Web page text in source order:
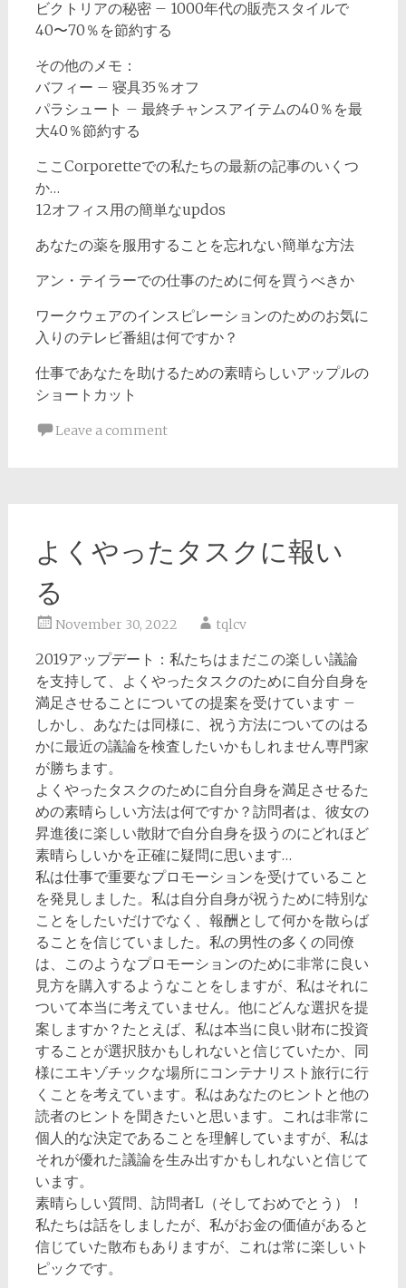
ビクトリアの秘密 – 1000年代の販売スタイルで
40〜70％を節約する
その他のメモ：
バフィー – 寝具35％オフ
パラシュート – 最終チャンスアイテムの40％を最
大40％節約する
ここCorporetteでの私たちの最新の記事のいくつ
か…
12オフィス用の簡単なupdos
あなたの薬を服用することを忘れない簡単な方法
アン・テイラーでの仕事のために何を買うべきか
ワークウェアのインスピレーションのためのお気に
入りのテレビ番組は何ですか？
仕事であなたを助けるための素晴らしいアップルの
ショートカット
Leave a comment
よくやったタスクに報い
る
November 30, 2022 tqlcv
2019アップデート：私たちはまだこの楽しい議論
を支持して、よくやったタスクのために自分自身を
満足させることについての提案を受けています –
しかし、あなたは同様に、祝う方法についてのはる
かに最近の議論を検査したいかもしれません専門家
が勝ちます。
よくやったタスクのために自分自身を満足させるた
めの素晴らしい方法は何ですか？訪問者は、彼女の
昇進後に楽しい散財で自分自身を扱うのにどれほど
素晴らしいかを正確に疑問に思います…
私は仕事で重要なプロモーションを受けていること
を発見しました。私は自分自身が祝うために特別な
ことをしたいだけでなく、報酬として何かを散らば
ることを信じていました。私の男性の多くの同僚
は、このようなプロモーションのために非常に良い
見方を購入するようなことをしますが、私はそれに
ついて本当に考えていません。他にどんな選択を提
案しますか？たとえば、私は本当に良い財布に投資
することが選択肢かもしれないと信じていたか、同
様にエキゾチックな場所にコンテナリスト旅行に行
くことを考えています。私はあなたのヒントと他の
読者のヒントを聞きたいと思います。これは非常に
個人的な決定であることを理解していますが、私は
それが優れた議論を生み出すかもしれないと信じて
います。
素晴らしい質問、訪問者L（そしておめでとう）！
私たちは話をしましたが、私がお金の価値があると
信じていた散布もありますが、これは常に楽しいト
ピックです。